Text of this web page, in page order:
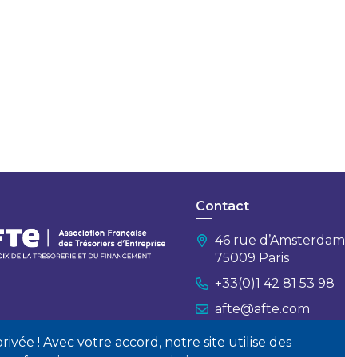
! Avec votre accord, notre site utilise des
Contact
46 rue d’Amsterdam
75009 Paris
+33(0)1 42 81 53 98
afte@afte.com
Nous contacter